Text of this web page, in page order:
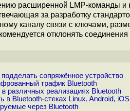
расширенной LMP-команды и
за разработку
каналу связи с ключами,
отклонять
сопряжённое устройство
трафик Bluetooth
различных реализациях Bluetooth
Bluetooth-стеках Linux, Android,
через Bluetooth